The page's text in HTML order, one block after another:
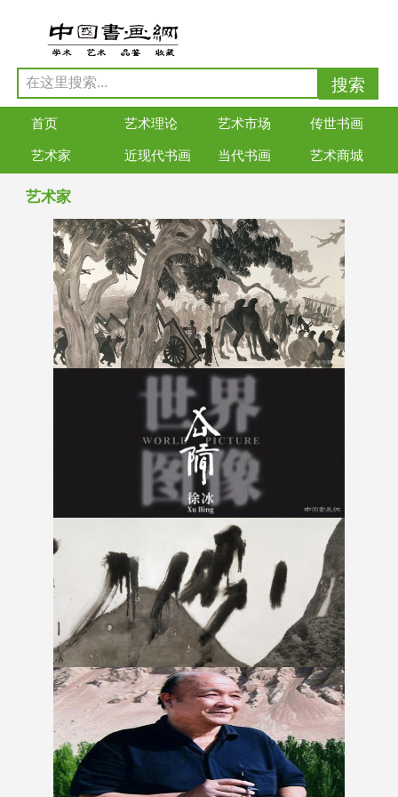
首页 艺术理论 艺术市场 传世书画
艺术家 近现代书画 当代书画 艺术商城
艺术家